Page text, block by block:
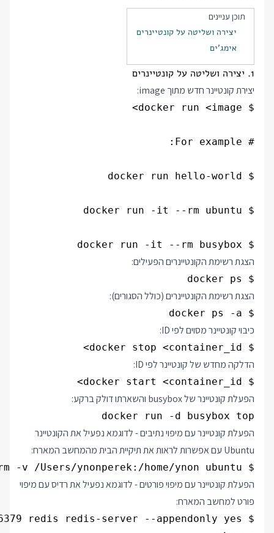
תוכן עניינים
יצירה ושליטה על קונטיינרים
אימג'ים
1. יצירה ושליטה על קונטיינרים
יצירת קונטיינר חדש מתוך image:
$ docker run -it --rm busybox
הצגת רשימת הקונטיינרים הפעילים:
$ docker ps
הצגת רשימת הקונטיינרים (כולל הסגורים):
$ docker ps -a
כיבוי קונטיינר מסוים לפי ID:
$ docker stop <container_id>
הדלקה מחדש של קונטיינר לפי ID:
$ docker start <container_id>
הפעלת קונטיינר של busybox והשארתו דולק ברקע:
docker run -d busybox top
הפעלת קונטיינר עם מיפוי נתיבים - לדוגמא נפעיל את הקונטיינר
Ubuntu עם אפשרות לראות את תיקיית הבית מהמחשב המארח:
$ docker run -it --rm -v /Users/ynonperek:/home/ynon ubuntu
הפעלת קונטיינר עם מיפוי פורטים - לדוגמא נפעיל את רדיס עם מיפוי
פורט למחשב המארח:
$ docker run -d -v $(realpath ./redis-data):/data -p 6379:6379 redis redis-server --appendonly yes